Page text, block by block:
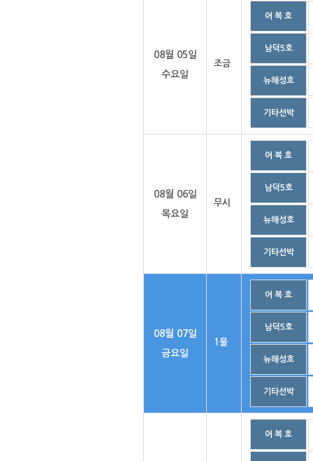
08월 05일
수요일
조금
어 복 호
남덕5호
뉴해성호
기타선박
08월 06일
목요일
무시
어 복 호
남덕5호
뉴해성호
기타선박
08월 07일
금요일
1물
어 복 호
남덕5호
뉴해성호
기타선박
어 복 호